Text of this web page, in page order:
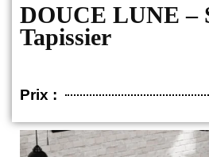
DOUCE LUNE –
Tapissier
Prix :